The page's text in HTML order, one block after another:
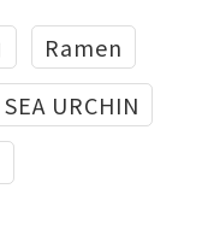
Ramen
SEA URCHIN